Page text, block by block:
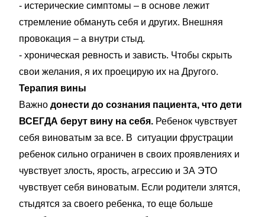
- истерические симптомы – в основе лежит
стремление обмануть себя и других. Внешняя
провокация – а внутри стыд.
- хроническая ревность и зависть. Чтобы скрыть
свои желания, я их проецирую их на Другого.
Терапия вины
Важно донести до сознания пациента, что дети
ВСЕГДА берут вину на себя. Ребенок чувствует
себя виноватым за все. В ситуации фрустрации
ребенок сильно ограничен в своих проявлениях и
чувствует злость, ярость, агрессию и ЗА ЭТО
чувствует себя виноватым. Если родители злятся,
стыдятся за своего ребенка, то еще больше